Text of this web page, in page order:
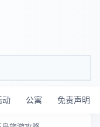
动 公寓 免责声明